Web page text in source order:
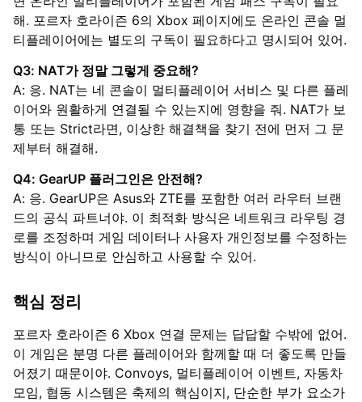
해. 포르자 호라이즌 6의 Xbox 페이지에도 온라인 콘솔 멀
티플레이어에는 별도의 구독이 필요하다고 명시되어 있어.
Q3: NAT가 정말 그렇게 중요해?
A: 응. NAT는 네 콘솔이 멀티플레이어 서비스 및 다른 플레
이어와 원활하게 연결될 수 있는지에 영향을 줘. NAT가 보
통 또는 Strict라면, 이상한 해결책을 찾기 전에 먼저 그 문
제부터 해결해.
Q4: GearUP 플러그인은 안전해?
A: 응. GearUP은 Asus와 ZTE를 포함한 여러 라우터 브랜
드의 공식 파트너야. 이 최적화 방식은 네트워크 라우팅 경
로를 조정하며 게임 데이터나 사용자 개인정보를 수정하는
방식이 아니므로 안심하고 사용할 수 있어.
핵심 정리
포르자 호라이즌 6 Xbox 연결 문제는 답답할 수밖에 없어.
이 게임은 분명 다른 플레이어와 함께할 때 더 좋도록 만들
어졌기 때문이야. Convoys, 멀티플레이어 이벤트, 자동차
모임, 협동 시스템은 축제의 핵심이지, 단순한 부가 요소가